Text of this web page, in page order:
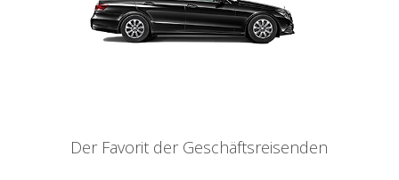
Der Favorit der Geschäftsreisenden